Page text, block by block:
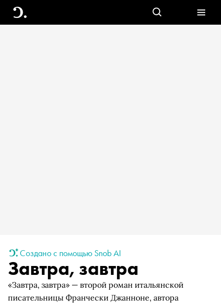
Создано с помощью Snob AI
Завтра, завтра
«Завтра, завтра» — второй роман итальянской
писательницы Франчески Джанноне, автора